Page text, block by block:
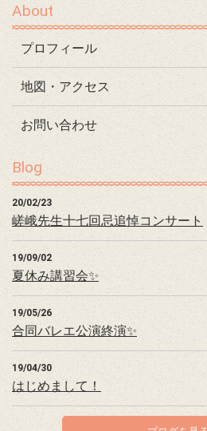
About
プロフィール
地図・アクセス
お問い合わせ
Blog
20/02/23
嵯峨先生十七回忌追悼コンサート
19/09/02
夏休み講習会✨
19/05/26
合同バレエ公演終演✨
19/04/30
はじめまして！